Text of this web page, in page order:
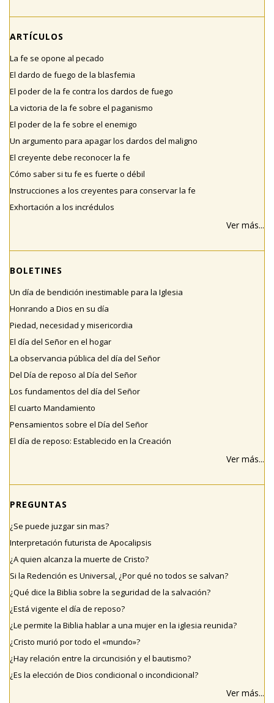
ARTÍCULOS
La fe se opone al pecado
El dardo de fuego de la blasfemia
El poder de la fe contra los dardos de fuego
La victoria de la fe sobre el paganismo
El poder de la fe sobre el enemigo
Un argumento para apagar los dardos del maligno
El creyente debe reconocer la fe
Cómo saber si tu fe es fuerte o débil
Instrucciones a los creyentes para conservar la fe
Exhortación a los incrédulos
Ver más...
BOLETINES
Un día de bendición inestimable para la Iglesia
Honrando a Dios en su día
Piedad, necesidad y misericordia
El día del Señor en el hogar
La observancia pública del día del Señor
Del Día de reposo al Día del Señor
Los fundamentos del día del Señor
El cuarto Mandamiento
Pensamientos sobre el Día del Señor
El día de reposo: Establecido en la Creación
Ver más...
PREGUNTAS
¿Se puede juzgar sin mas?
Interpretación futurista de Apocalipsis
¿A quien alcanza la muerte de Cristo?
Si la Redención es Universal, ¿Por qué no todos se salvan?
¿Qué dice la Biblia sobre la seguridad de la salvación?
¿Está vigente el día de reposo?
¿Le permite la Biblia hablar a una mujer en la iglesia reunida?
¿Cristo murió por todo el «mundo»?
¿Hay relación entre la circuncisión y el bautismo?
¿Es la elección de Dios condicional o incondicional?
Ver más...